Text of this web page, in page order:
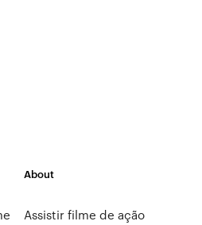
About
Assistir filme de ação